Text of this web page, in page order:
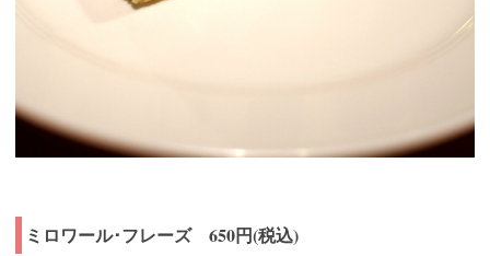
ミロワール･フレーズ 650円(税込)